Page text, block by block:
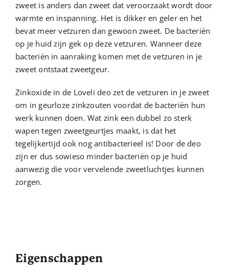
zweet is anders dan zweet dat veroorzaakt wordt door
warmte en inspanning. Het is dikker en geler en het
bevat meer vetzuren dan gewoon zweet. De bacteriën
op je huid zijn gek op deze vetzuren. Wanneer deze
bacteriën in aanraking komen met de vetzuren in je
zweet ontstaat zweetgeur.
Zinkoxide in de Loveli deo zet de vetzuren in je zweet
om in geurloze zinkzouten voordat de bacteriën hun
werk kunnen doen. Wat zink een dubbel zo sterk
wapen tegen zweetgeurtjes maakt, is dat het
tegelijkertijd ook nog antibacterieel is! Door de deo
zijn er dus sowieso minder bacteriën op je huid
aanwezig die voor vervelende zweetluchtjes kunnen
zorgen.
Eigenschappen